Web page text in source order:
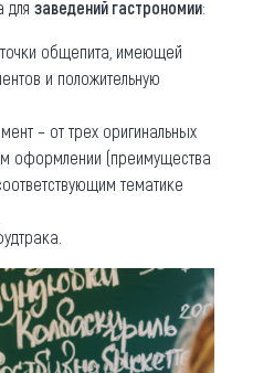
для заведений гастрономии:
общепита, имеющей
и положительную
– от трех оригинальных
оформлении (преимущества
тематике